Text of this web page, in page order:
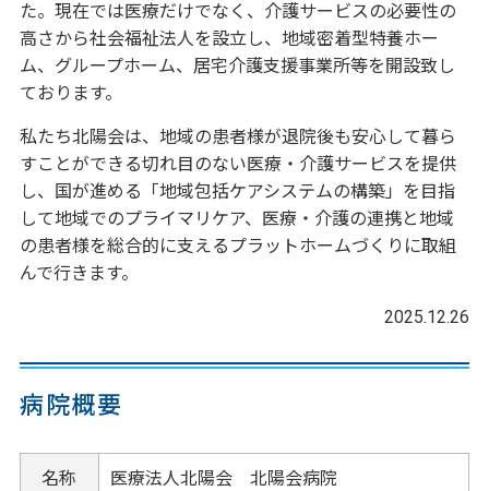
た。現在では医療だけでなく、介護サービスの必要性の
高さから社会福祉法人を設立し、地域密着型特養ホー
ム、グループホーム、居宅介護支援事業所等を開設致し
ております。
私たち北陽会は、地域の患者様が退院後も安心して暮ら
すことができる切れ目のない医療・介護サービスを提供
し、国が進める「地域包括ケアシステムの構築」を目指
して地域でのプライマリケア、医療・介護の連携と地域
の患者様を総合的に支えるプラットホームづくりに取組
んで行きます。
2025.12.26
病院概要
名称 医療法人北陽会 北陽会病院